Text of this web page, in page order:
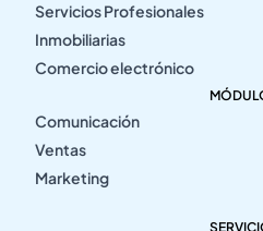
Servicios Profesionales
Inmobiliarias
Comercio electrónico
Comunicación
Ventas
Marketing